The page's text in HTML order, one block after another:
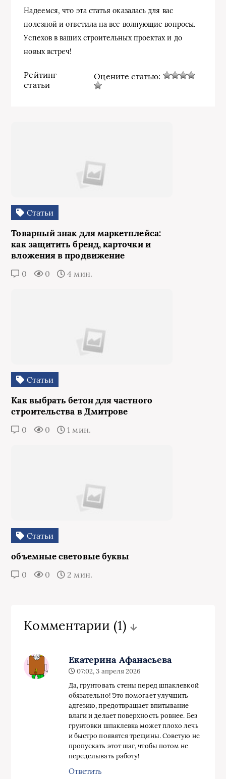
Надеемся, что эта статья оказалась для вас
полезной и ответила на все волнующие вопросы.
Успехов в ваших строительных проектах и до
новых встреч!
Рейтинг
статьи
Оцените статью:
Статьи
Товарный знак для маркетплейса:
как защитить бренд, карточки и
вложения в продвижение
0 0 4 мин.
Статьи
Как выбрать бетон для частного
строительства в Дмитрове
0 0 1 мин.
Статьи
объемные световые буквы
0 0 2 мин.
Комментарии (1)
Екатерина Афанасьева
07:02, 3 апреля 2026
Да, грунтовать стены перед шпаклевкой
обязательно! Это помогает улучшить
адгезию, предотвращает впитывание
влаги и делает поверхность ровнее. Без
грунтовки шпаклевка может плохо лечь
и быстро появятся трещины. Советую не
пропускать этот шаг, чтобы потом не
переделывать работу!
Ответить